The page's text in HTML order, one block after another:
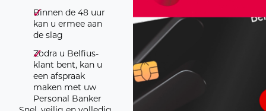
Binnen de 48 uur
kan u ermee aan
de slag
Zodra u Belfius-
klant bent, kan u
een afspraak
maken met uw
Personal Banker